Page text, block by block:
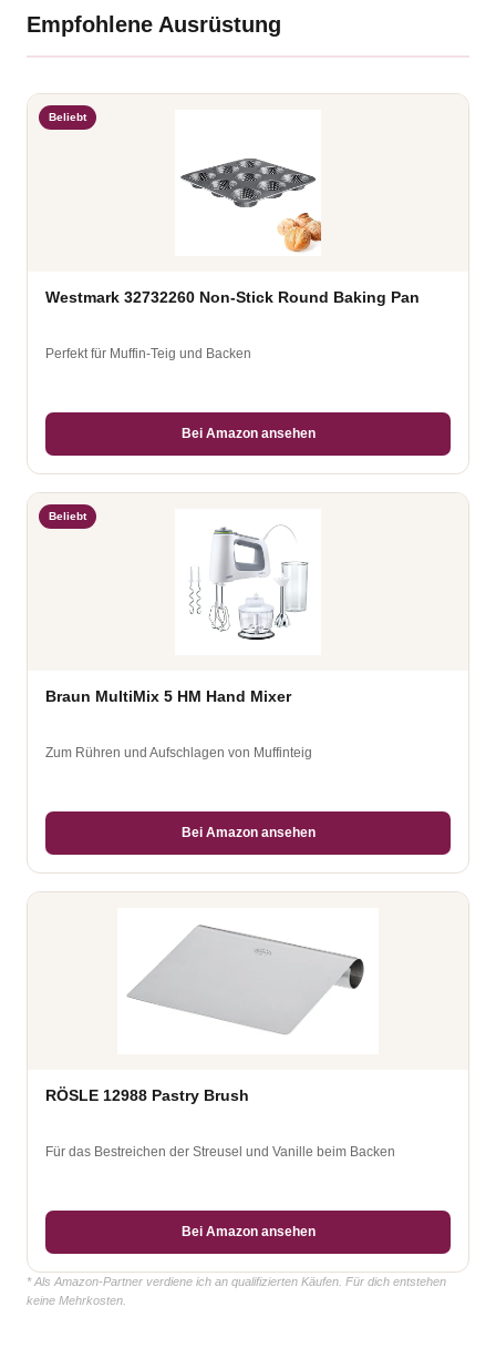
Empfohlene Ausrüstung
Beliebt
Westmark 32732260 Non-Stick Round Baking Pan
Perfekt für Muffin-Teig und Backen
Bei Amazon ansehen
Beliebt
Braun MultiMix 5 HM Hand Mixer
Zum Rühren und Aufschlagen von Muffinteig
Bei Amazon ansehen
RÖSLE 12988 Pastry Brush
Für das Bestreichen der Streusel und Vanille beim Backen
Bei Amazon ansehen
* Als Amazon-Partner verdiene ich an qualifizierten Käufen. Für dich entstehen
keine Mehrkosten.